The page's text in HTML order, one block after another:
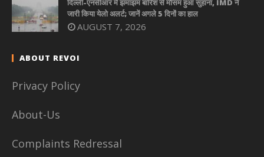
दिल्ली-एनसीआर में झमाझम बारिश से मौसम हुआ सुहाना, IMD ने
जारी किया येलो अलर्ट; जानें अगले 5 दिनों का हाल
AUGUST 7, 2026
ABOUT REVOI
Privacy Policy
About-Us
Complaints Redressal